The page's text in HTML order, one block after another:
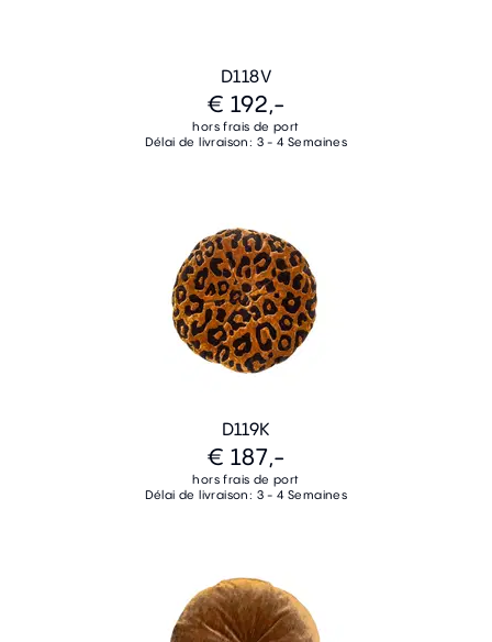
D118V
€ 192,-
hors frais de port
Délai de livraison: 3 - 4 Semaines
D119K
€ 187,-
hors frais de port
Délai de livraison: 3 - 4 Semaines